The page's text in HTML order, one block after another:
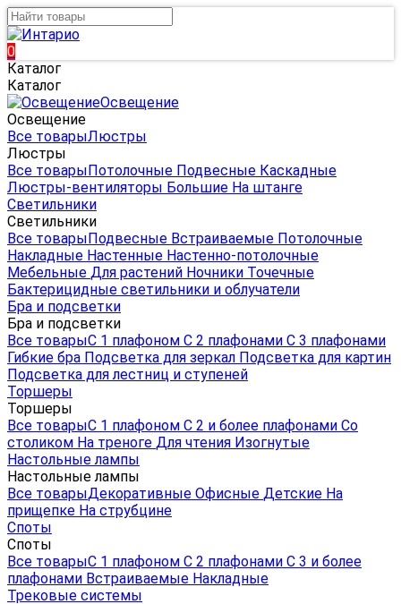
0
Каталог
Каталог
Освещение
Освещение
Все товарыЛюстры
Люстры
Все товарыПотолочные Подвесные Каскадные
Люстры-вентиляторы Большие На штанге
Светильники
Светильники
Все товарыПодвесные Встраиваемые Потолочные
Накладные Настенные Настенно-потолочные
Мебельные Для растений Ночники Точечные
Бактерицидные светильники и облучатели
Бра и подсветки
Бра и подсветки
Все товарыС 1 плафоном С 2 плафонами С 3 плафонами
Гибкие бра Подсветка для зеркал Подсветка для картин
Подсветка для лестниц и ступеней
Торшеры
Торшеры
Все товарыС 1 плафоном С 2 и более плафонами Со
столиком На треноге Для чтения Изогнутые
Настольные лампы
Настольные лампы
Все товарыДекоративные Офисные Детские На
прищепке На струбцине
Споты
Споты
Все товарыС 1 плафоном С 2 плафонами С 3 и более
плафонами Встраиваемые Накладные
Трековые системы